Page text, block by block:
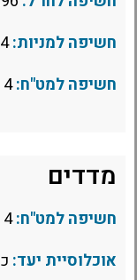
חשיפה למניות:5.04
חשיפה למט"ח:4
מדדים
חשיפה למט"ח:4
אוכלוסיית יעד: